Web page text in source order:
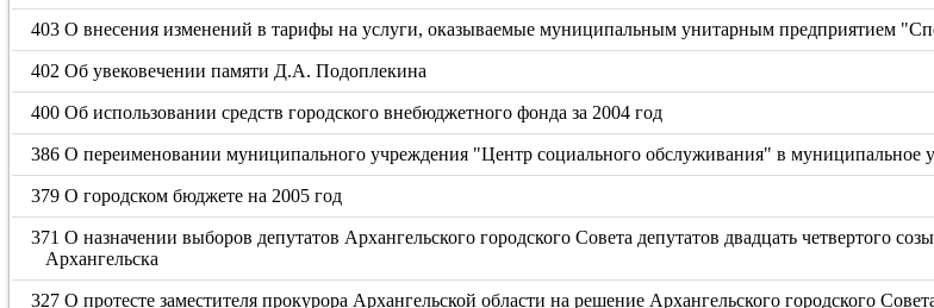
403 О внесения изменений в тарифы на услуги, оказываемые муниципальным унитарным предприятием
402 Об увековечении памяти Д.А. Подоплекина
400 Об использовании средств городского внебюджетного фонда за 2004 год
386 О переименовании муниципального учреждения "Центр социального обслуживания" в
379 О городском бюджете на 2005 год
371 О назначении выборов депутатов Архангельского городского Совета депутатов двадцать четвертого
Архангельска
327 О протесте заместителя прокурора Архангельской области на решение Архангельского городского